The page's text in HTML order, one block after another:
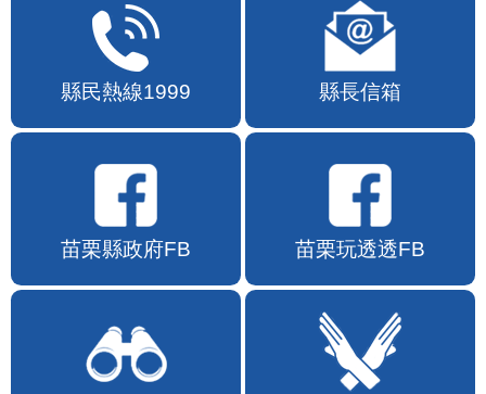
縣民熱線1999 縣長信箱
苗栗縣政府FB 苗栗玩透透FB